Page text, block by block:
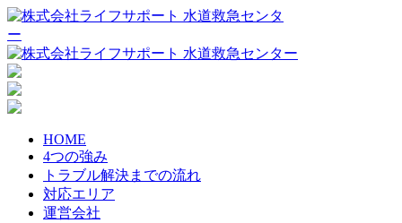
HOME
4つの強み
トラブル解決までの流れ
対応エリア
運営会社